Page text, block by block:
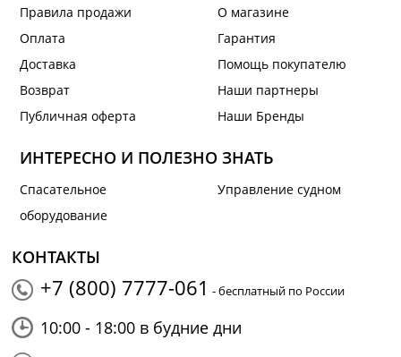
Правила продажи
Оплата
Доставка
Возврат
Публичная оферта
О магазине
Гарантия
Помощь покупателю
Наши партнеры
Наши Бренды
ИНТЕРЕСНО И ПОЛЕЗНО ЗНАТЬ
Спасательное
оборудование
Управление судном
КОНТАКТЫ
+7 (800) 7777-061 - бесплатный по России
10:00 - 18:00 в будние дни